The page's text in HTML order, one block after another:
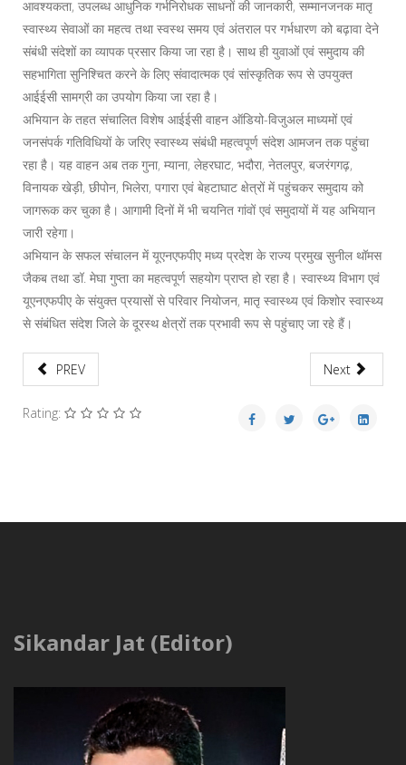
आवश्यकता, उपलब्ध आधुनिक गर्भनिरोधक साधनों की जानकारी, सम्मानजनक मातृ
स्वास्थ्य सेवाओं का महत्व तथा स्वस्थ समय एवं अंतराल पर गर्भधारण को बढ़ावा देने
संबंधी संदेशों का व्यापक प्रसार किया जा रहा है। साथ ही युवाओं एवं समुदाय की
सहभागिता सुनिश्चित करने के लिए संवादात्मक एवं सांस्कृतिक रूप से उपयुक्त
आईईसी सामग्री का उपयोग किया जा रहा है।
अभियान के तहत संचालित विशेष आईईसी वाहन ऑडियो-विजुअल माध्यमों एवं
जनसंपर्क गतिविधियों के जरिए स्वास्थ्य संबंधी महत्वपूर्ण संदेश आमजन तक पहुंचा
रहा है। यह वाहन अब तक गुना, म्याना, लेहरघाट, भदौरा, नेतलपुर, बजरंगगढ़,
विनायक खेड़ी, छीपोन, भिलेरा, पगारा एवं बेहटाघाट क्षेत्रों में पहुंचकर समुदाय को
जागरूक कर चुका है। आगामी दिनों में भी चयनित गांवों एवं समुदायों में यह अभियान
जारी रहेगा।
अभियान के सफल संचालन में यूएनएफपीए मध्य प्रदेश के राज्य प्रमुख सुनील थॉमस
जैकब तथा डॉ. मेघा गुप्ता का महत्वपूर्ण सहयोग प्राप्त हो रहा है। स्वास्थ्य विभाग एवं
यूएनएफपीए के संयुक्त प्रयासों से परिवार नियोजन, मातृ स्वास्थ्य एवं किशोर स्वास्थ्य
से संबंधित संदेश जिले के दूरस्थ क्षेत्रों तक प्रभावी रूप से पहुंचाए जा रहे हैं।
PREV Next
Rating:
Sikandar Jat (Editor)